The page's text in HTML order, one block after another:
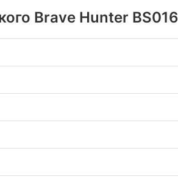
Brave Hunter